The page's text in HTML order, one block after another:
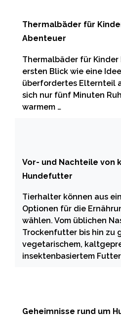
Thermalbäder für
Abenteuer
Thermalbäder für
ersten Blick wie eine
überfordertes Elternteil
sich nur fünf Minuten
warmem …
Vor- und Nachteile von
Hundefutter
Tierhalter können aus
Optionen für die
wählen. Vom üblichen
Trockenfutter bis hin zu
vegetarischem,
insektenbasiertem
Geheimnisse rund um